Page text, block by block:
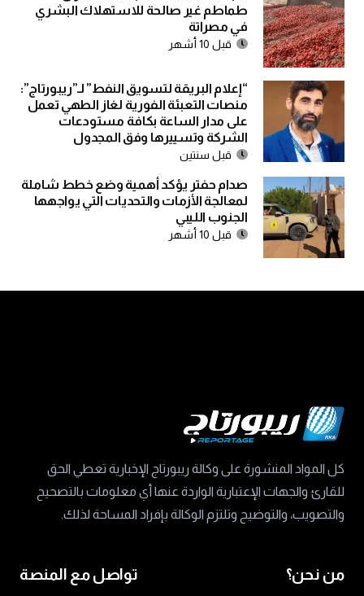
طماطم غير صالحة للاستهلاك البشري
في مصراتة
قبل 10 أشهر
“إعلام البريقة لتسويق النفط” لـ”ريبورتاج”:
منصات التعبئة الفورية لغاز الطهي تعمل
على مدار الساعة بكافة مستودعات
الشركة وتسييرها وفق المجدول
قبل سنتين
صدام حفتر يؤكد أهمية وضع خطط شاملة
لمعالجة الأزمات والتحديات التي يواجهها
الجنوب الليبي
قبل 10 أشهر
كل المواد المنشورة على وكالة ريبورتاج الإخبارية تعطي الحق
للقارئ والجهات الإعتبارية الواردة عنها أي معلومات بالتصحيح
والتصويب، والتوضيح وتلتزم الوكالة بإفراد المساحة لذلك.
من نحن؟ تواصل مع المنصة